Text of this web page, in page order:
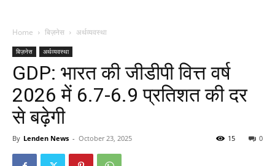
Home बिज़नेस अर्थव्यवस्था
बिज़नेस अर्थव्यवस्था
GDP: भारत की जीडीपी वित्त वर्ष
2026 में 6.7-6.9 प्रतिशत की दर
से बढ़ेगी
By Lenden News - October 23, 2025 0
15